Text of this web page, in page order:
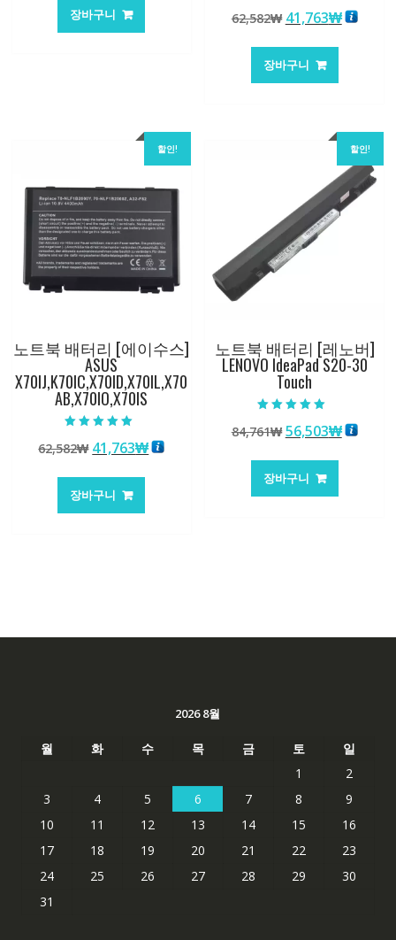
가
격:
장바구니
5.00
로 평가됨
62,582₩ 원
가
격:
41,763₩현
장바구니
할인!
노트북 배터리 [에이수스]
ASUS
X70IJ,K70IC,X70ID,X70IL,X70
AB,X70IO,X70IS
5.00
로 평가됨
62,582₩ 원
가
격:
41,763₩현
장바구니
할인!
노트북 배터리 [레노버]
LENOVO IdeaPad S20-30
Touch
5.00
로 평가됨
84,761₩ 원
가
격:
56,503₩현
장바구니
2026 8월
월 화 수 목 금 토
일
1
2
3
4 5 6 7 8
9
10
11 12 13 14 15
16
17
18 19 20 21 22
23
24
25 26 27 28 29
30
31